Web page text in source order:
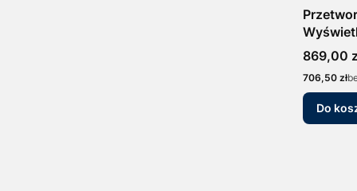
bar 4-
Cena
869,00
Cena
706,50 zł
Do